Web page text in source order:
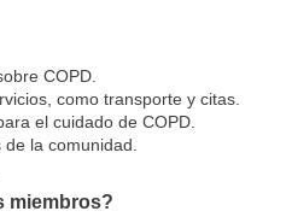
COPD.
como transporte y citas.
el cuidado de COPD.
la comunidad.
miembros?